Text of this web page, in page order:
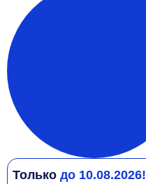
Только до 10.08.2026!